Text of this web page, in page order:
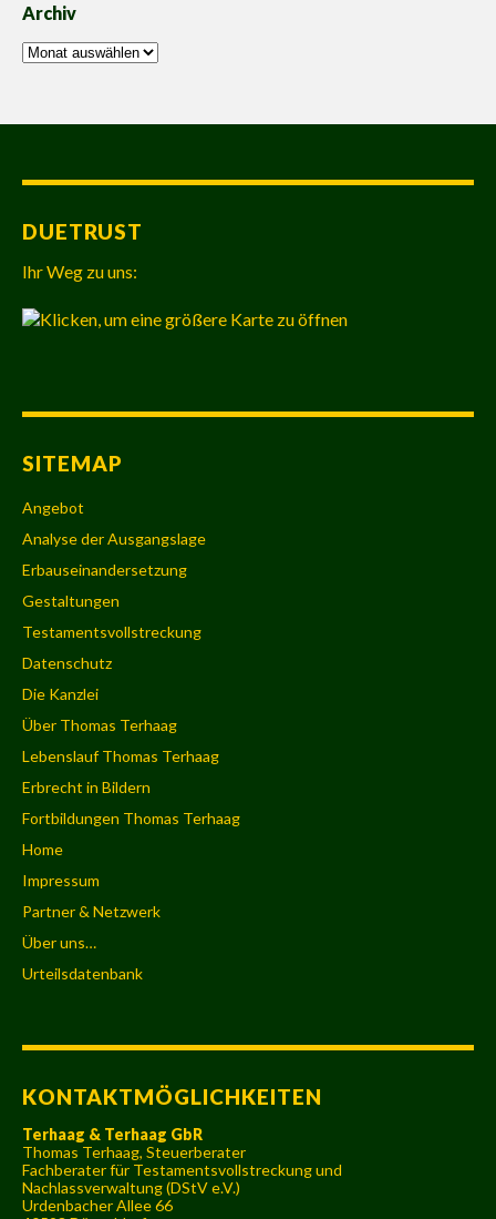
Archiv
Archiv
DUETRUST
Ihr Weg zu uns:
SITEMAP
Angebot
Analyse der Ausgangslage
Erbauseinandersetzung
Gestaltungen
Testamentsvollstreckung
Datenschutz
Die Kanzlei
Über Thomas Terhaag
Lebenslauf Thomas Terhaag
Erbrecht in Bildern
Fortbildungen Thomas Terhaag
Home
Impressum
Partner & Netzwerk
Über uns…
Urteilsdatenbank
KONTAKTMÖGLICHKEITEN
Terhaag & Terhaag GbR
Thomas Terhaag, Steuerberater
Fachberater für Testamentsvollstreckung und
Nachlassverwaltung (DStV e.V.)
Urdenbacher Allee 66